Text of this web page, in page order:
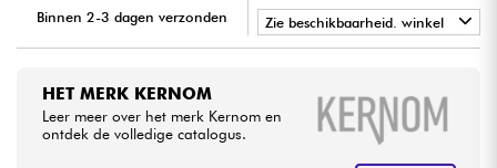
Kinderen
Kabels & toebehoren
HiFi
Binnen 2-3 dagen verzonden
Zie beschikbaarheid. winkel
• Star Music TOULOUSE
HET MERK KERNOM
Leer meer over het merk Kernom en
ontdek de volledige catalogus.